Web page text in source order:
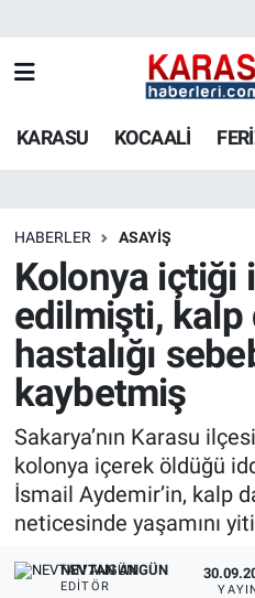
KARASU KOCAALİ
HABERLER ASAYİŞ
Kolonya içtiği
edilmişti, kalp
hastalığı
kaybetmiş
Sakarya’nın Karasu
kolonya içerek öldüğü
İsmail Aydemir’in, kalp
neticesinde yaşamını
NEVTAN ANGÜN
EDITÖR